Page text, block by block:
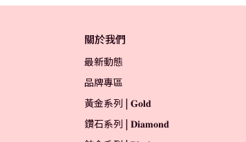
關於我們
最新動態
品牌專區
黃金系列 | 𝐆𝐨𝐥𝐝
鑽石系列 | 𝐃𝐢𝐚𝐦𝐨𝐧𝐝